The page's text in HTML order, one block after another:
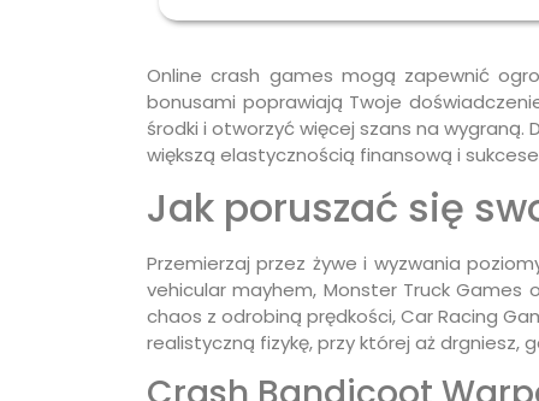
Online crash games mogą zapewnić
bonusami poprawiają Twoje
środki i otworzyć więcej szans na
większą elastycznością finansową i
Jak poruszać się
Przemierzaj przez żywe i wyzwania
vehicular mayhem, Monster Truck Games
chaos z odrobiną prędkości, Car Racing
realistyczną fizykę, przy której aż drgniesz,